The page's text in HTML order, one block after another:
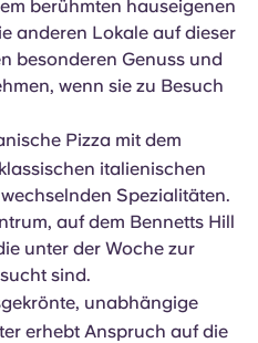
berühmten hauseigenen
anderen Lokale auf dieser
besonderen Genuss und
wenn sie zu Besuch
Pizza mit dem
italienischen
Spezialitäten.
auf dem Bennetts Hill
unter der Woche zur
sind.
unabhängige
erhebt Anspruch auf die